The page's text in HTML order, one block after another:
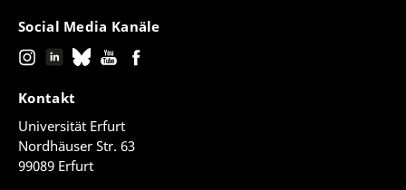
Social Media Kanäle
Kontakt
Universität Erfurt
Nordhäuser Str. 63
99089 Erfurt